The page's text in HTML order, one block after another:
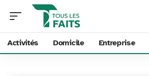
Activités Domicile Entreprise